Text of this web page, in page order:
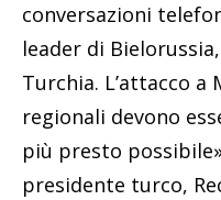
conversazioni
leader di
Turchia. L’attacco a
regionali devono
più presto
presidente turco,